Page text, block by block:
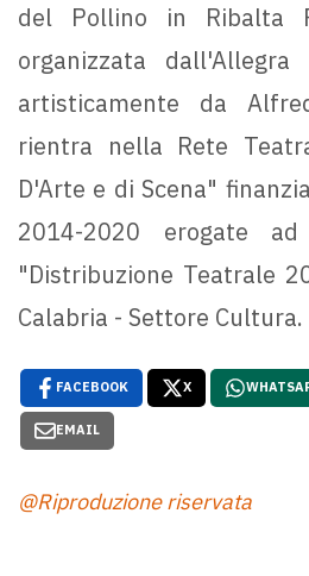
del Pollino in Ribalta
organizzata
artisticamente da
rientra nella Rete
D'Arte e di Scena"
2014-2020 erogate
"Distribuzione Teatrale
Calabria - Settore Cultura.
FACEBOOK X
EMAIL
@Riproduzione riservata